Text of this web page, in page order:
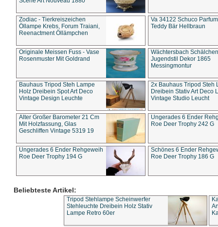
Zodiac - Tierkreiszeichen
Öllampe Krebs, Forum Traiani,
Reenactment Öllämpchen
Va 34122 Schuco
Teddy Bär Hellbraun
Originale Meissen Fuss - Vase
Rosenmuster Mit Goldrand
Wächtersbach Schälchen
Jugendstil Dekor 1865
Messingmontur
Bauhaus Tripod Steh Lampe
Holz Dreibein Spot Art Deco
Vintage Design Leuchte
2x Bauhaus Tripod Steh
Dreibein Stativ Art Deco
Vintage Studio Leucht
Alter Großer Barometer 21 Cm
Mit Holzfassung, Glas
Geschliffen Vintage 5319 19
Ungerades 6 Ender
Roe Deer Trophy 242 G
Ungerades 6 Ender Rehgeweih
Roe Deer Trophy 194 G
Schönes 6 Ender
Roe Deer Trophy 186 G
Beliebteste Artikel:
Tripod Stehlampe Scheinwerfer
Stehleuchte Dreibein Holz Stativ
Lampe Retro 60er